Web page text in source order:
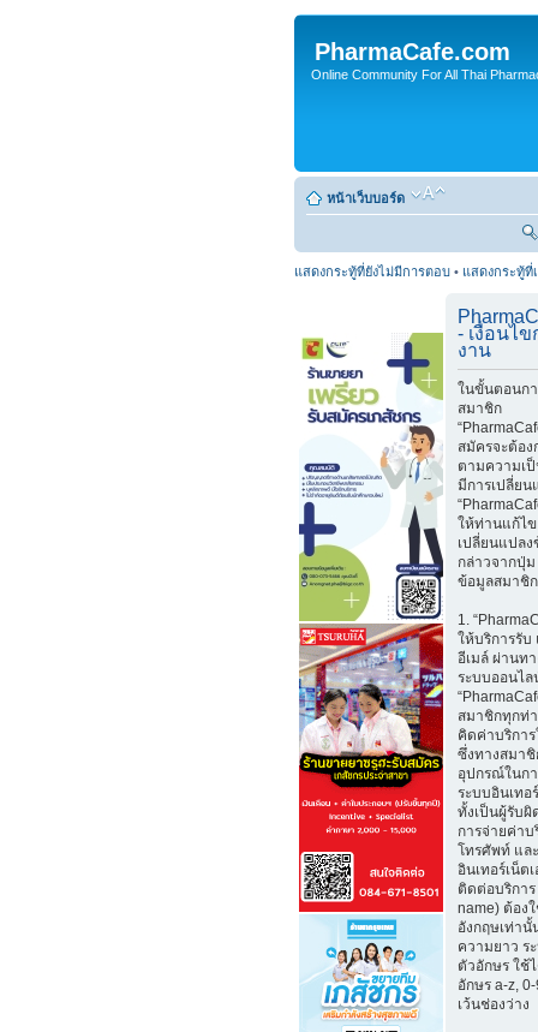
PharmaCafe.com
Online Community For All Thai
หน้าเว็บบอร์ด
แสดงกระทู้ที่ยังไม่มีการตอบ • แสดงกระทู้ที่
- เงื่อนไ
งาน
ในขั้นตอนก
สมาชิก
สมัครจะต้อ
ตามความเ
มีการเปลี่ยน
ให้ท่านแก้ไข
เปลี่ยนแปล
กล่าวจากปุ่
ข้อมูลสมาชิ
1.
ให้บริการรับ
อีเมล์ ผ่านท
ระบบออนไล
สมาชิกทุกท่
คิดค่าบริกา
ซึ่งทางสมา
อุปกรณ์ในก
ระบบอินเทอ
ทั้งเป็นผู้รับ
การจ่ายค่าบ
โทรศัพท์ แล
อินเทอร์เน็ต
ติดต่อบริการ
name) ต้อง
อังกฤษเท่า
ความยาว ร
ตัวอักษร ใช้
อักษร a-z,
เว้นช่องว่าง